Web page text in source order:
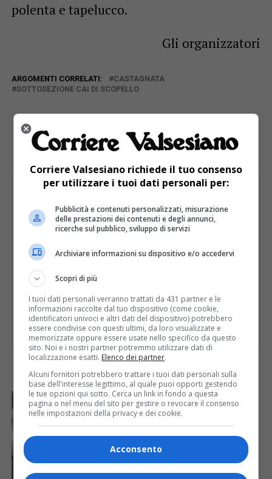
polenta e tapelucco.
Gli organizzatori
ARGOMENTI CORRELATI:
CASTAGNATA
SOTTOSEZIONE CAI DI SCOPELLO
PUBBLICITÀ
ULTIME
ATTUALITÀ 2 ore fa
Dalla Regione Piemonte 330 mila euro per le
caserme della Guardia di Finanza
Riaperto l’ufficio postale di Crevacuore
Corriere Valsesiano richiede il tuo consenso
per utilizzare i tuoi dati personali per:
Pubblicità e contenuti personalizzati, misurazione
delle prestazioni dei contenuti e degli annunci,
ricerche sul pubblico, sviluppo di servizi
Archiviare informazioni su dispositivo e/o accedervi
Scopri di più
I tuoi dati personali verranno trattati da 431 partner e le
informazioni raccolte dal tuo dispositivo (come cookie,
identificatori univoci e altri dati del dispositivo) potrebbero
essere condivise con questi ultimi, da loro visualizzate e
memorizzate oppure essere usate nello specifico da questo
sito. Noi e i nostri partner potremmo utilizzare dati di
localizzazione esatti. Elenco dei partner.
Alcuni fornitori potrebbero trattare i tuoi dati personali sulla
base dell'interesse legittimo, al quale puoi opporti gestendo
le tue opzioni qui sotto. Cerca un link in fondo a questa
pagina o nel menu del sito per gestire o revocare il consenso
nelle impostazioni della privacy e dei cookie.
Acconsento